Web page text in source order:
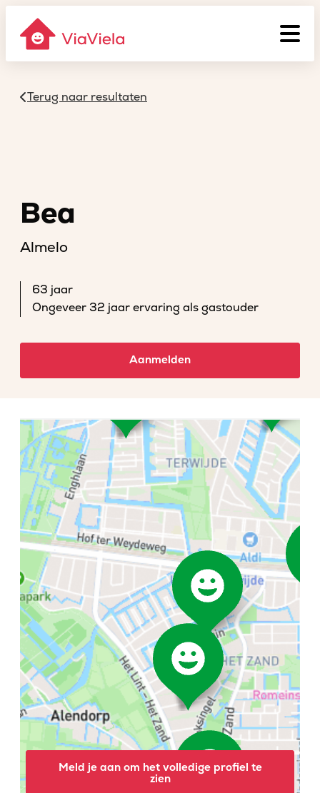
Terug naar resultaten
Bea
Almelo
63 jaar
Ongeveer 32 jaar ervaring als gastouder
Aanmelden
Meld je aan om het volledige profiel te
zien